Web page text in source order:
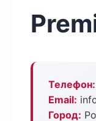
Телефон:
Email:
Город: